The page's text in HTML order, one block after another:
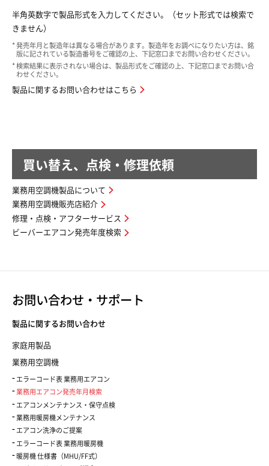
半角英数字で製品形式を入力してください。（セット形式では検索で
きません）
発売年月と製造年は異なる場合があります。製造年をお調べになりたい方は、銘
版に記されている製造番号をご確認の上、下記窓口までお問い合わせください。
検索結果に表示されない場合は、製品形式をご確認の上、下記窓口までお問い合
わせください。
製品に関するお問い合わせはこちら
買い替え、点検・修理依頼
業務用空調機製品について
業務用空調機販売店紹介
修理・点検・アフターサービス
ビーバーエアコン発売年度検索
お問い合わせ・サポート
製品に関するお問い合わせ
家庭用製品
業務用空調機
エラーコード表 業務用エアコン
業務用エアコン発売年月検索
エアコンメンテナンス・保守点検
業務用暖房機メンテナンス
エアコン洗浄のご提案
エラーコード表 業務用暖房機
暖房機 仕様書（MHU/FF式）